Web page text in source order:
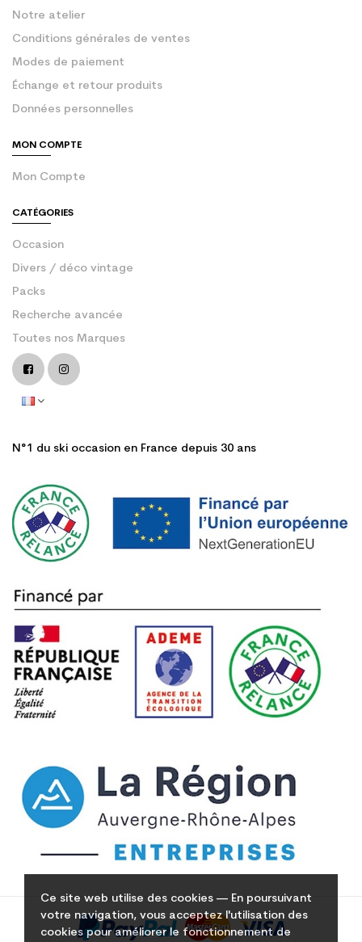
Ce site web utilise des cookies — En poursuivant
votre navigation, vous acceptez l'utilisation des
cookies pour améliorer le fonctionnement de
Notre atelier
Conditions générales de ventes
Modes de paiement
Échange et retour produits
Données personnelles
MON COMPTE
Mon Compte
CATÉGORIES
Occasion
Divers / déco vintage
Packs
Recherche avancée
Toutes nos Marques
N°1 du ski occasion en France depuis 30 ans